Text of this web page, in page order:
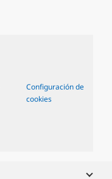
Configuración de
cookies